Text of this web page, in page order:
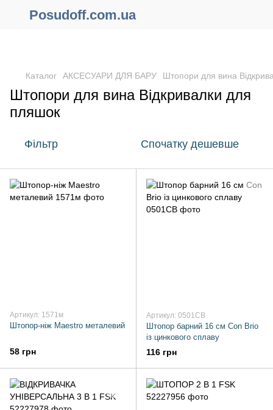
Posudoff.com.ua
Каталог АКСЕСУАРИ ДЛЯ БАРУ Штопори для вина
Штопори для вина Відкривалки для
пляшок
Фільтр Спочатку дешевше
Артикул: 1571м
Штопор-ніж Maestro металевий
58 грн
Артикул: 0501CB
Штопор барний 16 см Con Brio
із цинкового сплаву
116 грн